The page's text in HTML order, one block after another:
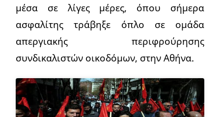
μέσα σε λίγες μέρες, όπου σήμερα
ασφαλίτης τράβηξε όπλο σε ομάδα
απεργιακής περιφρούρησης
συνδικαλιστών οικοδόμων, στην Αθήνα.